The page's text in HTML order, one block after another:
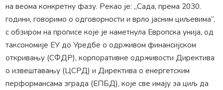
на веома конкретну фазу. Рекао је: „Сада, према 2030.
години, говоримо о одговорности и врло јасним циљевима“,
с обзиром на прописе које је наметнула Европска унија, од
таксономије ЕУ до Уредбе о одрживом финансијском
откривању (СФДР), корпоративне одрживости Директива
о извештавању (ЦСРД) и Директива о енергетским
перформансама зграда (ЕПБД), које све имају за циљ да